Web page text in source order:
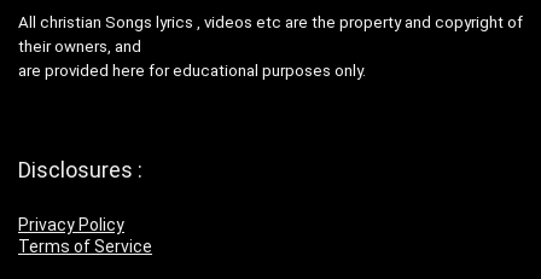
All christian Songs lyrics , videos etc are the property and copyright of
their owners, and
are provided here for educational purposes only.
Disclosures :
Privacy Policy
Terms of Service